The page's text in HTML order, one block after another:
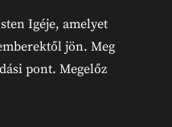
Igéje, amelyet
jön. Meg
pont. Megelőz